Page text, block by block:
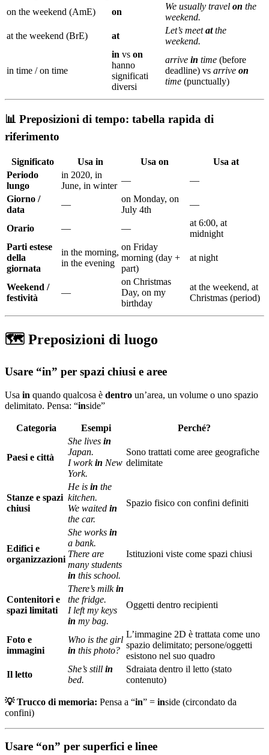
on the weekend (AmE)
on
We usually travel on the
weekend.
at the weekend (BrE)
at
Let’s meetatthe
weekend.
in time / on time
in vs on
hanno
significati
diversi
arrive in time (before
deadline) vs arrive on
time (punctually)
📊 Preposizioni di tempo: tabella rapida di
riferimento
Significato Usa in Usa on Usa at
Periodo
lungo
in 2020, in
June, in winter
—
—
Giorno /
data
—
on Monday, on
July 4th
—
Orario — —
at 6:00, at
midnight
Parti estese
della
giornata
in the morning,
in the evening
on Friday
morning (day +
part)
at night
Weekend /
festività
—
on Christmas
Day, on my
birthday
at the weekend, at
Christmas (period)
🗺️ Preposizioni di luogo
Usare “in” per spazi chiusi e aree
Usa in quando qualcosa è dentro un’area, un volume o uno spazio
delimitato. Pensa: “inside”
Categoria Esempi Perché?
Paesi e città
She lives in
Japan.
I workin New
York.
Sono trattati come aree geografiche
delimitate
Stanze e spazi
chiusi
He is in the
kitchen.
We waited in
the car.
Spazio fisico con confini definiti
Edifici e
organizzazioni
She works in
a bank.
There are
many students
in this school.
Istituzioni viste come spazi chiusi
Contenitori e
spazi limitati
There’s milkin
the fridge.
I left my keys
in my bag.
Oggetti dentro recipienti
Foto e
immagini
Who is the girl
in this photo?
L’immagine 2D è trattata come uno
spazio delimitato; persone/oggetti
esistono nel suo quadro
Il letto
She’s still in
bed.
Sdraiata dentro il letto (stato
contenuto)
💡 Trucco di memoria: Pensa a “in” = inside (circondato da
confini)
Usare “on” per superfici e linee